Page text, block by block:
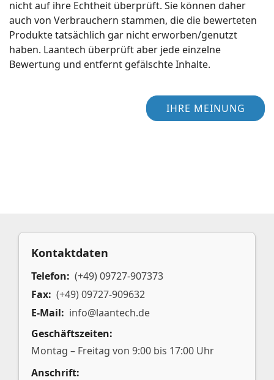
nicht auf ihre Echtheit überprüft. Sie können daher
auch von Verbrauchern stammen, die die bewerteten
Produkte tatsächlich gar nicht erworben/genutzt
haben. Laantech überprüft aber jede einzelne
Bewertung und entfernt gefälschte Inhalte.
IHRE MEINUNG
Kontaktdaten
Telefon: (+49) 09727-907373
Fax: (+49) 09727-909632
E-Mail: info@laantech.de
Geschäftszeiten:
Montag – Freitag von 9:00 bis 17:00 Uhr
Anschrift: